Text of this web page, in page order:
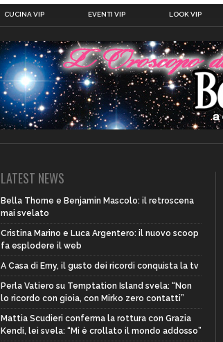
CUCINA VIP EVENTI VIP LOOK VIP
LATEST NEWS
Bella Thorne e Benjamin Mascolo: il retroscena
mai svelato
Cristina Marino e Luca Argentero: il nuovo scoop
fa esplodere il web
A Casa di Emy, il gusto dei ricordi conquista la tv
Perla Vatiero su Temptation Island svela: “Non
lo ricordo con gioia, con Mirko zero contatti”
Mattia Scudieri conferma la rottura con Grazia
Kendi, lei svela: “Mi è crollato il mondo addosso”